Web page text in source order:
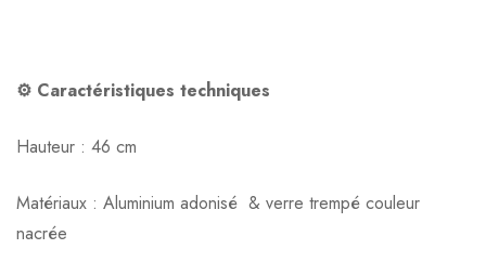
⚙️ Caractéristiques techniques
Hauteur : 46 cm
Matériaux : Aluminium adonisé & verre trempé couleur
nacrée